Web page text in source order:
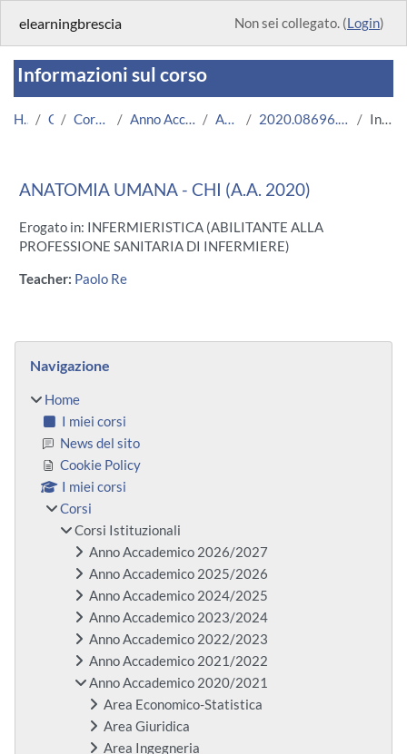
elearningbrescia Non sei collegato. (Login)
Informazioni sul corso
Home Corsi Corsi Istituzionali Anno Accademico 2020/2021 Area Medica 2020.08696.2011.3.U11125.CHI_2930 Introduzione
ANATOMIA UMANA - CHI (A.A. 2020)
Erogato in: INFERMIERISTICA (ABILITANTE ALLA
PROFESSIONE SANITARIA DI INFERMIERE)
Teacher: Paolo Re
Blocchi
Navigazione
Home
I miei corsi
News del sito
Cookie Policy
I miei corsi
Corsi
Corsi Istituzionali
Anno Accademico 2026/2027
Anno Accademico 2025/2026
Anno Accademico 2024/2025
Anno Accademico 2023/2024
Anno Accademico 2022/2023
Anno Accademico 2021/2022
Anno Accademico 2020/2021
Area Economico-Statistica
Area Giuridica
Area Ingegneria